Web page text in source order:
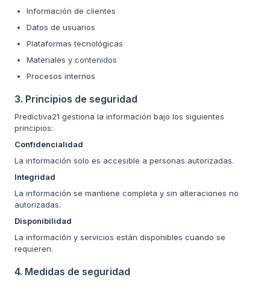
Información de clientes
Datos de usuarios
Plataformas tecnológicas
Materiales y contenidos
Procesos internos
3. Principios de seguridad
Predictiva21 gestiona la información bajo los siguientes
principios:
Confidencialidad
La información solo es accesible a personas autorizadas.
Integridad
La información se mantiene completa y sin alteraciones no
autorizadas.
Disponibilidad
La información y servicios están disponibles cuando se
requieren.
4. Medidas de seguridad